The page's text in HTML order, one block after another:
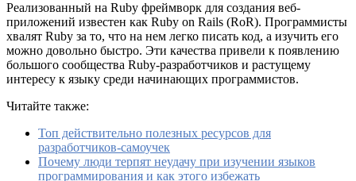
Реализованный на Ruby фреймворк для создания веб-
приложений известен как Ruby on Rails (RoR). Программисты
хвалят Ruby за то, что на нем легко писать код, а изучить его
можно довольно быстро. Эти качества привели к появлению
большого сообщества Ruby-разработчиков и растущему
интересу к языку среди начинающих программистов.
Читайте также:
Топ действительно полезных ресурсов для
разработчиков-самоучек
Почему люди терпят неудачу при изучении языков
программирования и как этого избежать